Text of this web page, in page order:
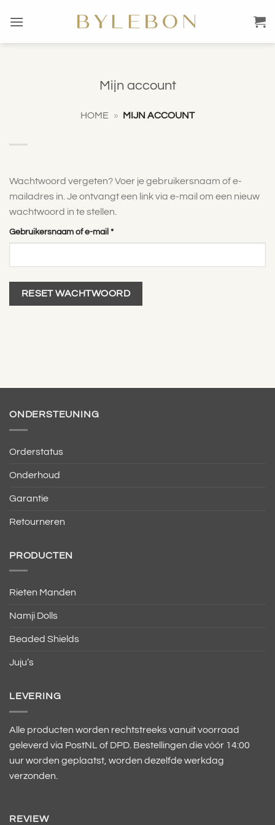
naar
Mijn account
HOME » MIJN ACCOUNT
Wachtwoord vergeten? Voer je gebruikersnaam of e-
mailadres in. Je ontvangt een link via e-mail om een nieuw
wachtwoord in te stellen.
Gebruikersnaam of e-mail *Vereist
RESET WACHTWOORD
ONDERSTEUNING
Orderstatus
Onderhoud
Garantie
Retourneren
PRODUCTEN
Rieten Manden
Namji Dolls
Beaded Shields
Juju’s
LEVERING
Alle producten worden rechtstreeks vanuit voorraad
geleverd via PostNL of DPD. Bestellingen die vóór 14:00
uur worden geplaatst, worden dezelfde werkdag
verzonden.
REVIEW